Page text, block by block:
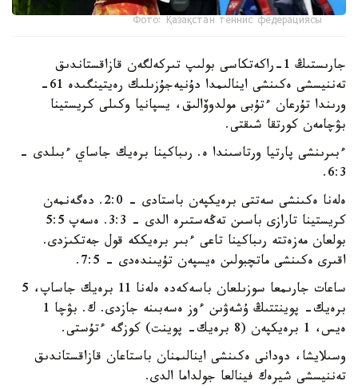
Фото: Қазақстан теннис федерациясы
جارىستىڭ 1-راكەتكاسى بولىپ تىركەلگەن قازاقستاندىق
تەننيسشى ەكىنشى اينالىمدا دۇنيەجۇزىلىك رەيتينگىدە 61-
ورىندا تۇرعان ءتۇبى مولدوۆالىق، يسپانيا وكىلى كريستينا
بۋچامەن كورتقا شىقتى.
ءبىرىنشى پارتيا ورتاسىندا ە. رىباكينا برەيك جاساي ءبىلدى -
6:3.
ەلەنا ەكىنشى سەتتى برەيكپەن باستادى - 2:0. دەگەنمەن
كريستينا تارازى باسىن تەڭەستىرە الدى - 3:3. ەسەپ 5:5
بولعان مەزەتتە رىباكينا تاعى ءبىر برەيككە قول جەتكىزدى.
اقىرى ەكىنشى ماتچبولىن ەيسپەن تۇيىندەدى - 7:5.
ساعات جارىمعا سوزىلعان باسەكەدە ەلەنا 11 برەيك جاساپ، 5
برەيك- پوينتتىڭ ۇشەۋىن ءوز ەسەبىنە جازدى. ك. بۋچا 1
ەيس، 1 برەيكپەن (8 برەيك- پوينت) كوزگە ءتۇستى.
وسىلايشا، دودانى ەكىنشى اينالىمنان باستاعان قازاقستاندىق
تەننيسشى شيرەك فينالعا جولداما الدى.